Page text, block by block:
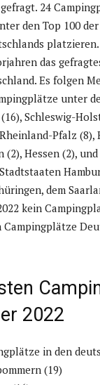
24
den Top 100
das
Es folgen
unter
Schleswig-
Pfalz (8),
Hessen (2), und
dem
kein
Campingplätze
2022
in den
(19)